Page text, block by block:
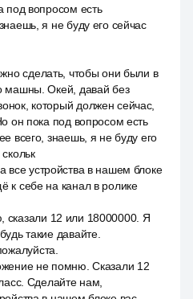
под вопросом есть
я не буду его сейчас
сделать, чтобы они были в
машны. Окей, давай без
который должен сейчас,
он пока под вопросом есть
всего, знаешь, я не буду его
все устройства в нашем блоке
к себе на канал в ролике
12 или 18000000. Я
такие давайте.
не помню. Сказали 12
Сделайте нам,